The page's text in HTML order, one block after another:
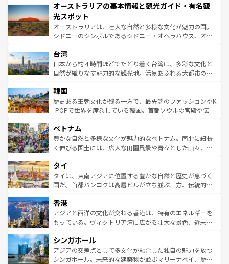
部のニューオーリンズでは、音楽と美食が融合した独特の
文化が魅力。旅行者はアメリカの各地域で異なる魅力を楽
しみながら、その多様性と豊かな歴史を感じることができ
るだろう。車でのロードトリップや列車の旅も、アメリカ
情報は
ワイ島は見逃せない。また、定番の観光地といえばオアフ
島だが、静かな自然を求めるならマウイ島やカウアイ島が
おすすめ。エメラルドグリーンに輝く海をはじめ、豊かな
文化や歴史が息づいている。「アロハスピリット」と呼ば
人々、おいしいローカルフードやハワイアンミュージッ
ク、伝統的なフラダンスなど、すべてがハワイの魅力を彩
っている。訪れるたびに新しい発見と感動が待っているハ
はコンテンツ一覧
オーストラリアの基本情報と観光ガイド・有名観
光スポット
オーストラリアは、壮大な自然と多様な文化が魅力の国。
シドニーのシンボルであるシドニー・オペラハウス、オー
リアリーフや大陸中央部にそびえるウルル（エアーズロッ
ク）、タスマニアの美しい原生林やケアンズの熱帯雨林な
ど、見どころがたくさん。また、カフェやワイン、オージ
いる。アクティビティも充実しており、サーフィンやダイ
ビング、ハイキングなど、アウトドア好きにはたまらな
い。オーストラリアの多彩な魅力を存分に味わいつくそ
参照してほしい。
台湾
日本から約４時間ほどでたどり着く台湾は、多彩な文化と
自然が織りなす魅力的な観光地。活気あふれる大都市の台
ン）、静ひつな山岳地帯である台湾東部など、都市の喧騒
と山間の静けさが共存しており、訪れる人に新しい発見と
驚きをもたらしてくれる。また、奥深い台湾の食文化も魅
容にもいいと評判のスイーツなど、バラエティ豊かな料理
が味わえる。 なお、新着の台湾情報は コンテンツ一覧を参
照してほしい。
韓国
歴史ある王朝文化が残る一方で、最先端のファッションやK
-POPで世界を席巻している韓国。首都ソウルの宮殿や伝統
き、地方に足を延ばせば四季折々の自然美を楽しむことが
できる。そして、キムチや焼肉、絶品のストリートフード
まで、さまざまな韓国料理が待っている。夜には、韓国な
リティに包まれながら、韓国の多彩な魅力を心ゆくまで味
わってみてほしい。 なお、新着の韓国情報はコンテンツ一
覧を参照してほしい。
ベトナム
豊かな自然と多様な文化が魅力的なベトナム。南北に細長
く伸びる国土には、広大な田園風景や青々とした山々、世
急速な発展と共に伝統が息づく。ハノイの古い町並みやホ
ーチミン市のフランス統治時代の建物も、独特の雰囲気を
醸し出している。また、バラエティの豊かさとおいしさで
とつ。フォーやバインミー、ベトナムコーヒーなどは、ぜ
ひ現地で味わいたい。どの地域を訪れてもあたたかい人々
が旅行者を迎えてくれるので、きっと忘れられない旅にな
参照してほしい。
タイ
タイは、東南アジアに位置する豊かな自然と歴史が息づく
国だ。首都バンコクは高層ビルが立ち並ぶ一方、伝統的な
の活気が交差している。北部ではチェンマイなどの山岳地
帯で自然と触れ合い、南部ではプーケットやクラビの美し
いビーチでリゾート気分を楽しむことができる。タイ料理
激する。気候は一年中温暖で、どの季節にも異なる楽しみ
が待っている。親しみやすいタイの人々、仏教を中心とし
た文化、そして多様な観光資源が、訪れる旅人を魅了し続
香港
アジアと西洋の文化が交わる香港は、特有のエネルギーを
もっている。ヴィクトリア湾に広がる壮大な景色、近未来
み、どこを訪れても感動するはず。観光スポットが密集し
ており、効率よく見どころを回れるのも魅力。息をのむよ
うな絶景から文化的な体験まで、香港を存分に楽しみ尽く
シンガポール
アジアの交差点として多文化が融合した独自の魅力を放つ
シンガポール。未来的な建築物が並ぶマリーナベイ、歴史